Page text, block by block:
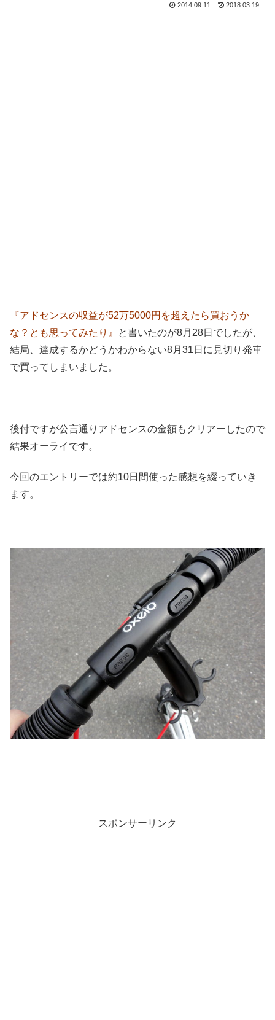
2014.09.11 2018.03.19
『アドセンスの収益が52万5000円を超えたら買おうか
な？とも思ってみたり』
と書いたのが8月28日でしたが、
結局、達成するかどうかわからない8月31日に見切り発車
で買ってしまいました。
後付ですが公言通りアドセンスの金額もクリアーしたので
結果オーライです。
今回のエントリーでは約10日間使った感想を綴っていき
ます。
スポンサーリンク